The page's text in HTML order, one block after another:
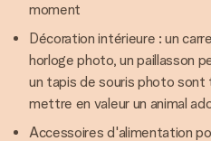
moment
Décoration intérieure : un
horloge photo, un paillasson
un tapis de souris photo
mettre en valeur un animal
Accessoires d'alimentation